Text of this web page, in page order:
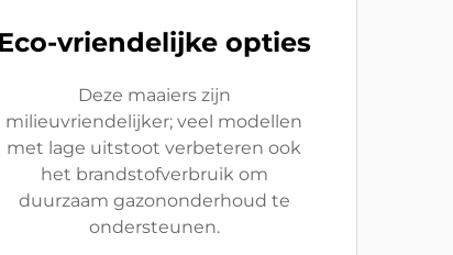
Eco-vriendelijke opties
Deze maaiers zijn
milieuvriendelijker; veel modellen
met lage uitstoot verbeteren ook
het brandstofverbruik om
duurzaam gazononderhoud te
ondersteunen.